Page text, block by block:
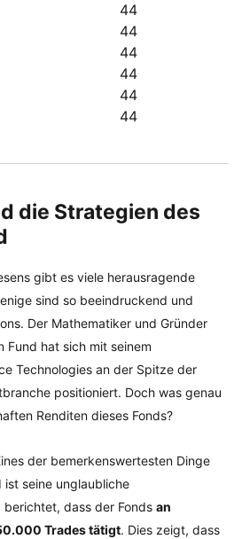
44
44
44
44
44
44
die Strategien des
gibt es viele herausragende
sind so beeindruckend und
Der Mathematiker und Gründer
Fund hat sich mit seinem
Technologies an der Spitze der
positioniert. Doch was genau
Renditen dieses Fonds?
der bemerkenswertesten Dinge
ist seine unglaubliche
dass der Fonds an
Trades tätigt. Dies zeigt, dass